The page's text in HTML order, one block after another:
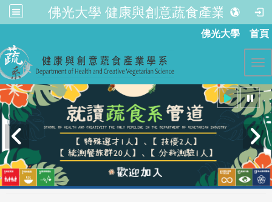
佛光大學 健康與創意蔬食產業學系
佛光大學 首頁